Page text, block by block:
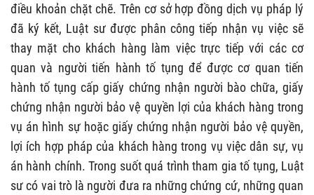
điều khoản chặt chẽ. Trên cơ sở hợp đồng dịch vụ pháp lý
đã ký kết, Luật sư được phân công tiếp nhận vụ việc sẽ
thay mặt cho khách hàng làm việc trực tiếp với các cơ
quan và người tiến hành tố tụng để được cơ quan tiến
hành tố tụng cấp giấy chứng nhận người bào chữa, giấy
chứng nhận người bảo vệ quyền lợi của khách hàng trong
vụ án hình sự hoặc giấy chứng nhận người bảo vệ quyền,
lợi ích hợp pháp của khách hàng trong vụ việc dân sự, vụ
án hành chính. Trong suốt quá trình tham gia tố tụng, Luật
sư có vai trò là người đưa ra những chứng cứ, những quan